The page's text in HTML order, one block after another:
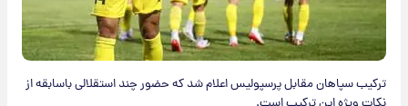
ترکیب سپاهان مقابل پرسپولیس اعلام شد که حضور چند استقلالی باسابقه از